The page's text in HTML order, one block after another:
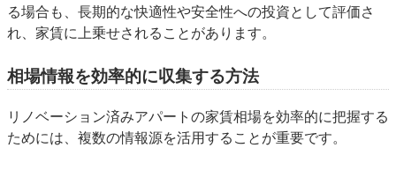
る場合も、長期的な快適性や安全性への投資として評価さ
れ、家賃に上乗せされることがあります。
相場情報を効率的に収集する方法
リノベーション済みアパートの家賃相場を効率的に把握する
ためには、複数の情報源を活用することが重要です。